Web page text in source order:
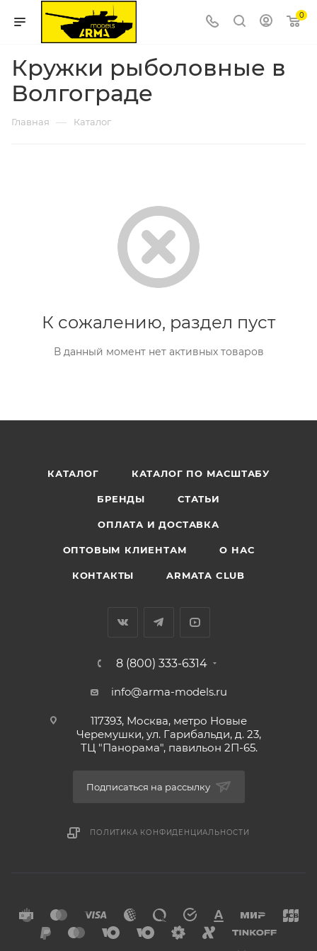
0
Кружки рыболовные в
Волгограде
Главная — Каталог
К сожалению, раздел пуст
В данный момент нет активных товаров
КАТАЛОГ КАТАЛОГ ПО МАСШТАБУ
БРЕНДЫ СТАТЬИ
ОПЛАТА И ДОСТАВКА
ОПТОВЫМ КЛИЕНТАМ О НАС
КОНТАКТЫ ARMATA CLUB
8 (800) 333-6314
info@arma-models.ru
117393, Москва, метро Новые
Черемушки, ул. Гарибальди, д. 23,
ТЦ "Панорама", павильон 2П-65.
Подписаться на рассылку
ПОЛИТИКА КОНФИДЕНЦИАЛЬНОСТИ